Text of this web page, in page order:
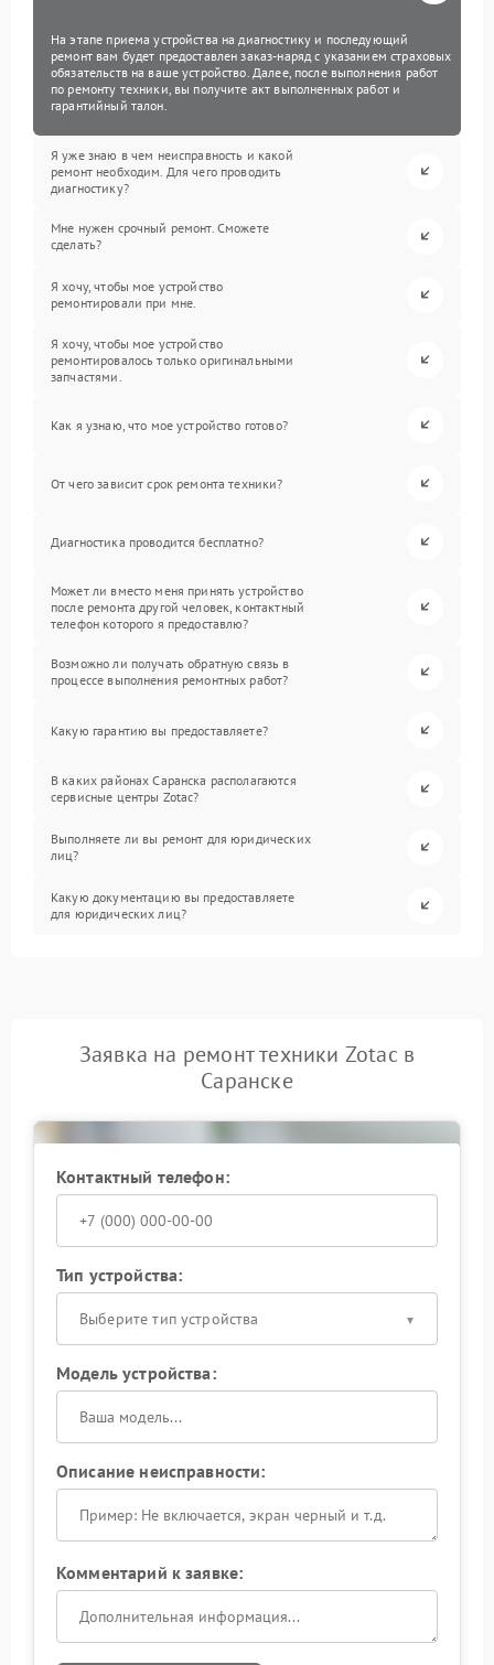
На этапе приема устройства на диагностику и последующий
ремонт вам будет предоставлен заказ-наряд с указанием страховых
обязательств на ваше устройство. Далее, после выполнения работ
по ремонту техники, вы получите акт выполненных работ и
гарантийный талон.
Я уже знаю в чем неисправность и какой
ремонт необходим. Для чего проводить
диагностику?
Мне нужен срочный ремонт. Сможете
сделать?
Я хочу, чтобы мое устройство
ремонтировали при мне.
Я хочу, чтобы мое устройство
ремонтировалось только оригинальными
запчастями.
Как я узнаю, что мое устройство готово?
От чего зависит срок ремонта техники?
Диагностика проводится бесплатно?
Может ли вместо меня принять устройство
после ремонта другой человек, контактный
телефон которого я предоставлю?
Возможно ли получать обратную связь в
процессе выполнения ремонтных работ?
Какую гарантию вы предоставляете?
В каких районах Саранска располагаются
сервисные центры Zotac?
Выполняете ли вы ремонт для юридических
лиц?
Какую документацию вы предоставляете
для юридических лиц?
Заявка на ремонт техники Zotac в
Саранске
Контактный телефон:
Тип устройства:
Выберите тип устройства
Модель устройства:
Описание неисправности:
Комментарий к заявке: